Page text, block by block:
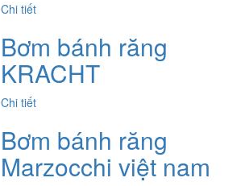
Chi tiết
Bơm bánh răng
KRACHT
Chi tiết
Bơm bánh răng
Marzocchi việt nam